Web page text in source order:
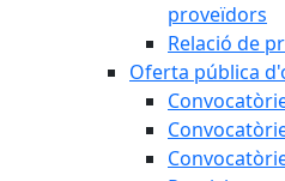
proveïdors
Relació de
Oferta pública